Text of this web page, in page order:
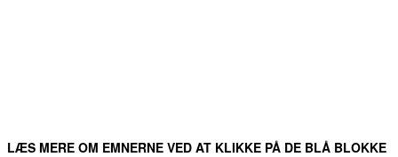
LÆS MERE OM EMNERNE VED AT KLIKKE PÅ DE BLÅ BLOKKE